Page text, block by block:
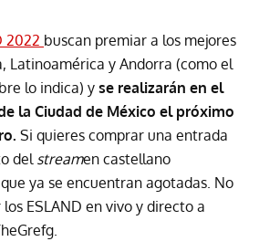
2022 buscan premiar a los mejores
Latinoamérica y Andorra (como el
lo indica) y se realizarán en el
la Ciudad de México el próximo
Si quieres comprar una entrada
del streamen castellano
ya se encuentran agotadas. No
ESLAND en vivo y directo a